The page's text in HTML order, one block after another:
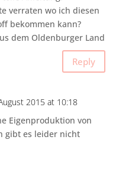
verraten wo ich diesen
bekommen kann?
dem Oldenburger Land
Reply
2015 at 10:18
Eigenproduktion von
gibt es leider nicht